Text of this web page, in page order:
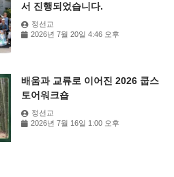
서 진행되었습니다.
정선교
2026년 7월 20일 4:46 오후
배움과 교류로 이어진 2026 쿱스
토어워크숍
정선교
2026년 7월 16일 1:00 오후